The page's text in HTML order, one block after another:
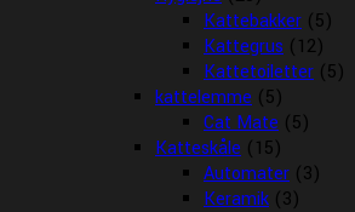
Kattebakker (5)
Kattegrus (12)
Kattetoiletter (5)
kattelemme (5)
Cat Mate (5)
Katteskåle (15)
Automater (3)
Keramik (3)